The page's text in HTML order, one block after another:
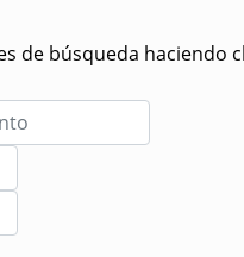
de búsqueda haciendo